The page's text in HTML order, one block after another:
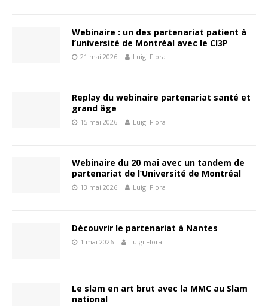
Webinaire : un des partenariat patient à
l’université de Montréal avec le CI3P
21 mai 2026 Luigi Flora
Replay du webinaire partenariat santé et
grand âge
15 mai 2026 Luigi Flora
Webinaire du 20 mai avec un tandem de
partenariat de l’Université de Montréal
13 mai 2026 Luigi Flora
Découvrir le partenariat à Nantes
1 mai 2026 Luigi Flora
Le slam en art brut avec la MMC au Slam
national